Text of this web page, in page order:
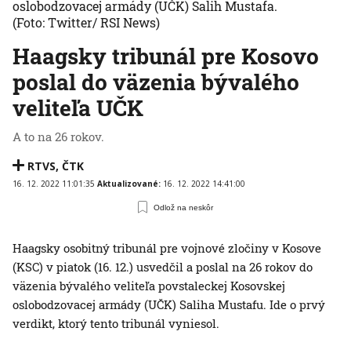
Haagsky tribunál pre Kosovo
poslal do väzenia bývalého
veliteľa UČK
A to na 26 rokov.
RTVS, ČTK
16. 12. 2022 11:01:35 Aktualizované: 16. 12. 2022 14:41:00
Odlož na neskôr
oslobodzovacej armády (UČK) Salih Mustafa.
(Foto: Twitter/ RSI News)
Haagsky osobitný tribunál pre vojnové zločiny v Kosove
(KSC) v piatok (16. 12.) usvedčil a poslal na 26 rokov do
väzenia bývalého veliteľa povstaleckej Kosovskej
oslobodzovacej armády (UČK) Saliha Mustafu. Ide o prvý
verdikt, ktorý tento tribunál vyniesol.